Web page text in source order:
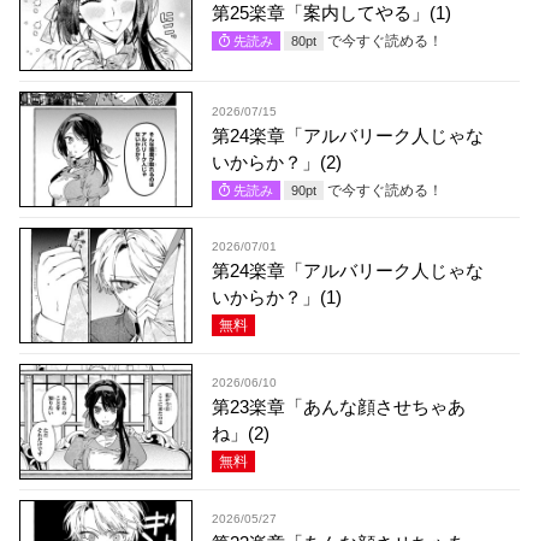
第25楽章「案内してやる」(1)
先読み 80pt で今すぐ読める！
2026/07/15
第24楽章「アルバリーク人じゃな
いからか？」(2)
先読み 90pt で今すぐ読める！
2026/07/01
第24楽章「アルバリーク人じゃな
いからか？」(1)
無料
2026/06/10
第23楽章「あんな顔させちゃあ
ね」(2)
無料
2026/05/27